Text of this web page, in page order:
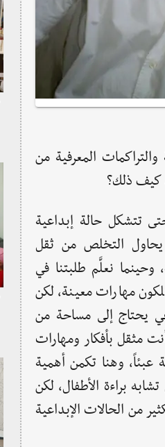
المعرفية من
كيف ذلك؟
تتشكل حالة إبداعية
يحاول التخلص من ثقل
وحينما نعلَّم طلبتنا في
مهارات معينة، لكن
يحتاج إلى مساحة من
مثقل بأفكار ومهارات
عبئاً، وهنا تكمن أهمية
براءة الأطفال، لكن
من الحالات الإبداعية